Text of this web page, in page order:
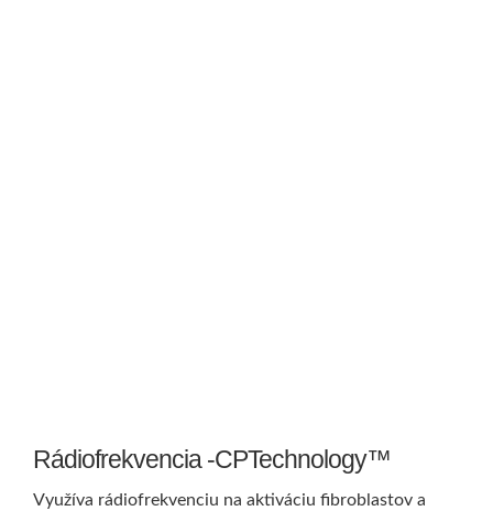
Rádiofrekvencia -CPTechnology™
Využíva rádiofrekvenciu na aktiváciu fibroblastov a